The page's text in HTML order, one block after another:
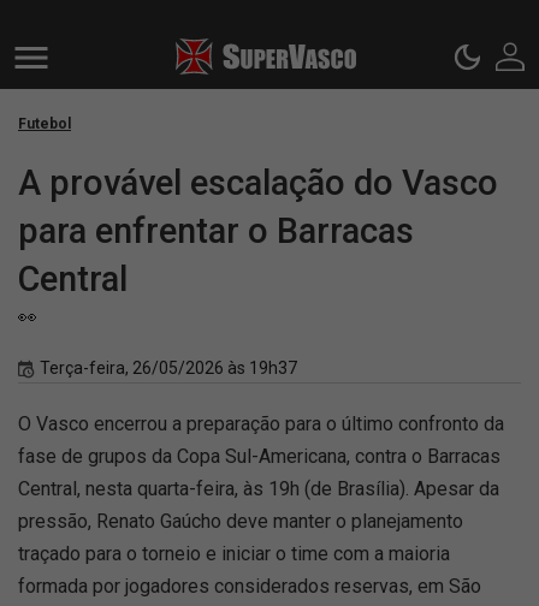
Futebol
A provável escalação do Vasco
para enfrentar o Barracas
Central
👀
Terça-feira, 26/05/2026 às 19h37
O Vasco encerrou a preparação para o último confronto da
fase de grupos da Copa Sul-Americana, contra o Barracas
Central, nesta quarta-feira, às 19h (de Brasília). Apesar da
pressão, Renato Gaúcho deve manter o planejamento
traçado para o torneio e iniciar o time com a maioria
formada por jogadores considerados reservas, em São